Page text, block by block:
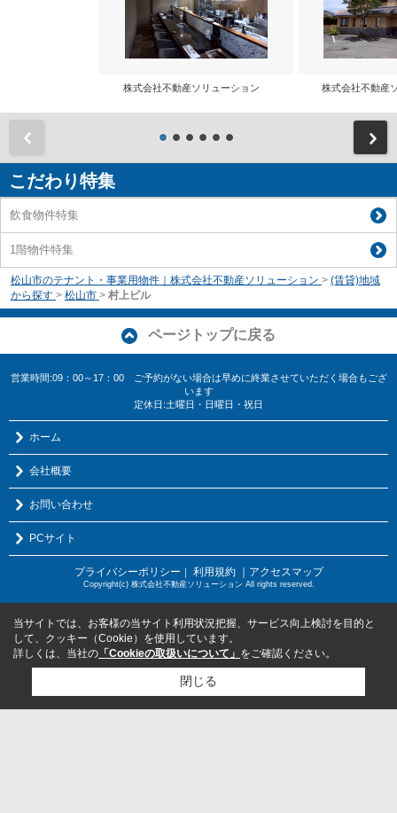
株式会社不動産ソリューション 株式会社不動
こだわり特集
飲食物件特集
1階物件特集
松山市のテナント・事業用物件｜株式会社不動産ソリューション > (賃貸)地域
から探す > 松山市 > 村上ビル
ページトップに戻る
営業時間:09：00～17：00 ご予約がない場合は早めに終業させていただく場合もござ
います
定休日:土曜日・日曜日・祝日
ホーム
会社概要
お問い合わせ
PCサイト
プライバシーポリシー 利用規約 ｜アクセスマップ
Copyright(c) 株式会社不動産ソリューション All rights reserved.
当サイトでは、お客様の当サイト利用状況把握、サービス向上検討を目的と
して、クッキー（Cookie）を使用しています。
詳しくは、当社の 「Cookieの取扱いについて」 をご確認ください。
閉じる